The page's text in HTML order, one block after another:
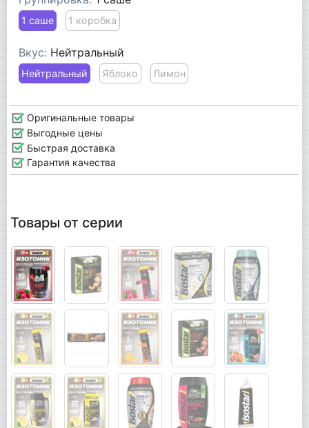
1 саше 1 коробка
Вкус: Нейтральный
Нейтральный Яблоко Лимон
Оригинальные товары
Выгодные цены
Быстрая доставка
Гарантия качества
Товары от серии